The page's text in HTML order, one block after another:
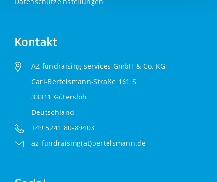
Kontakt
AZ fundraising services GmbH & Co. KG
Carl-Bertelsmann-Straße 161 S
33311 Gütersloh
Deutschland
+49 5241 80-89403
az-fundraising(at)bertelsmann.de